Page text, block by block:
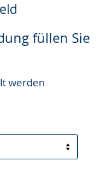
füllen Sie
werden